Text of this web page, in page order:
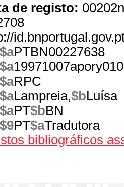
de registo:
$aPTBN00227638
$a
$aRPC
$aLampreia,$bLuísa
$aPT$bBN
$9PT$aTradutora
bibliográficos